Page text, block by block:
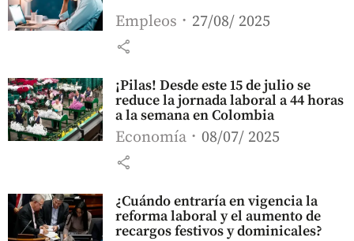
Empleos 27/08/ 2025
share
¡Pilas! Desde este 15 de julio se
reduce la jornada laboral a 44 horas
a la semana en Colombia
Economía 08/07/ 2025
share
¿Cuándo entraría en vigencia la
reforma laboral y el aumento de
recargos festivos y dominicales?